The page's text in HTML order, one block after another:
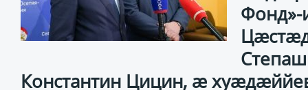
Фонд»-
Константин Цицин, ӕ